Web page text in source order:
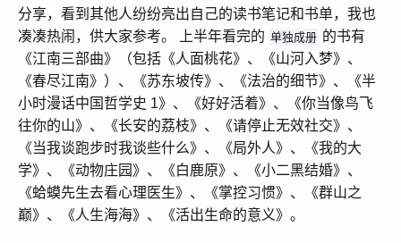
分享，看到其他人纷纷亮出自己的读书笔记和书单，我也
凑凑热闹，供大家参考。 上半年看完的 单独成册 的书有
《江南三部曲》（包括《人面桃花》、《山河入梦》、
《春尽江南》）、《苏东坡传》、《法治的细节》、《半
小时漫话中国哲学史 1》、《好好活着》、《你当像鸟飞
往你的山》、《长安的荔枝》、《请停止无效社交》、
《当我谈跑步时我谈些什么》、《局外人》、《我的大
学》、《动物庄园》、《白鹿原》、《小二黑结婚》、
《蛤蟆先生去看心理医生》、《掌控习惯》、《群山之
巅》、《人生海海》、《活出生命的意义》。